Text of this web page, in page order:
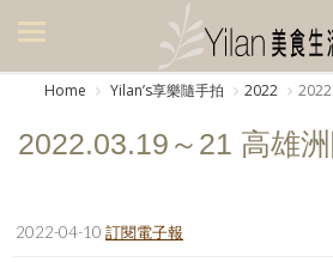
美食集
Home Yilanʼs享樂隨手拍 2022
2022.03.19～21 高雄
2022-04-10 訂閱電子報